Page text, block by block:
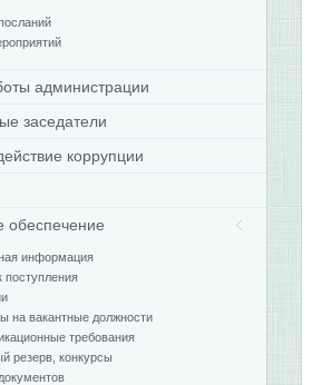
администрации
заседатели
коррупции
обеспечение
информация
поступления
на вакантные должности
требования
резерв, конкурсы